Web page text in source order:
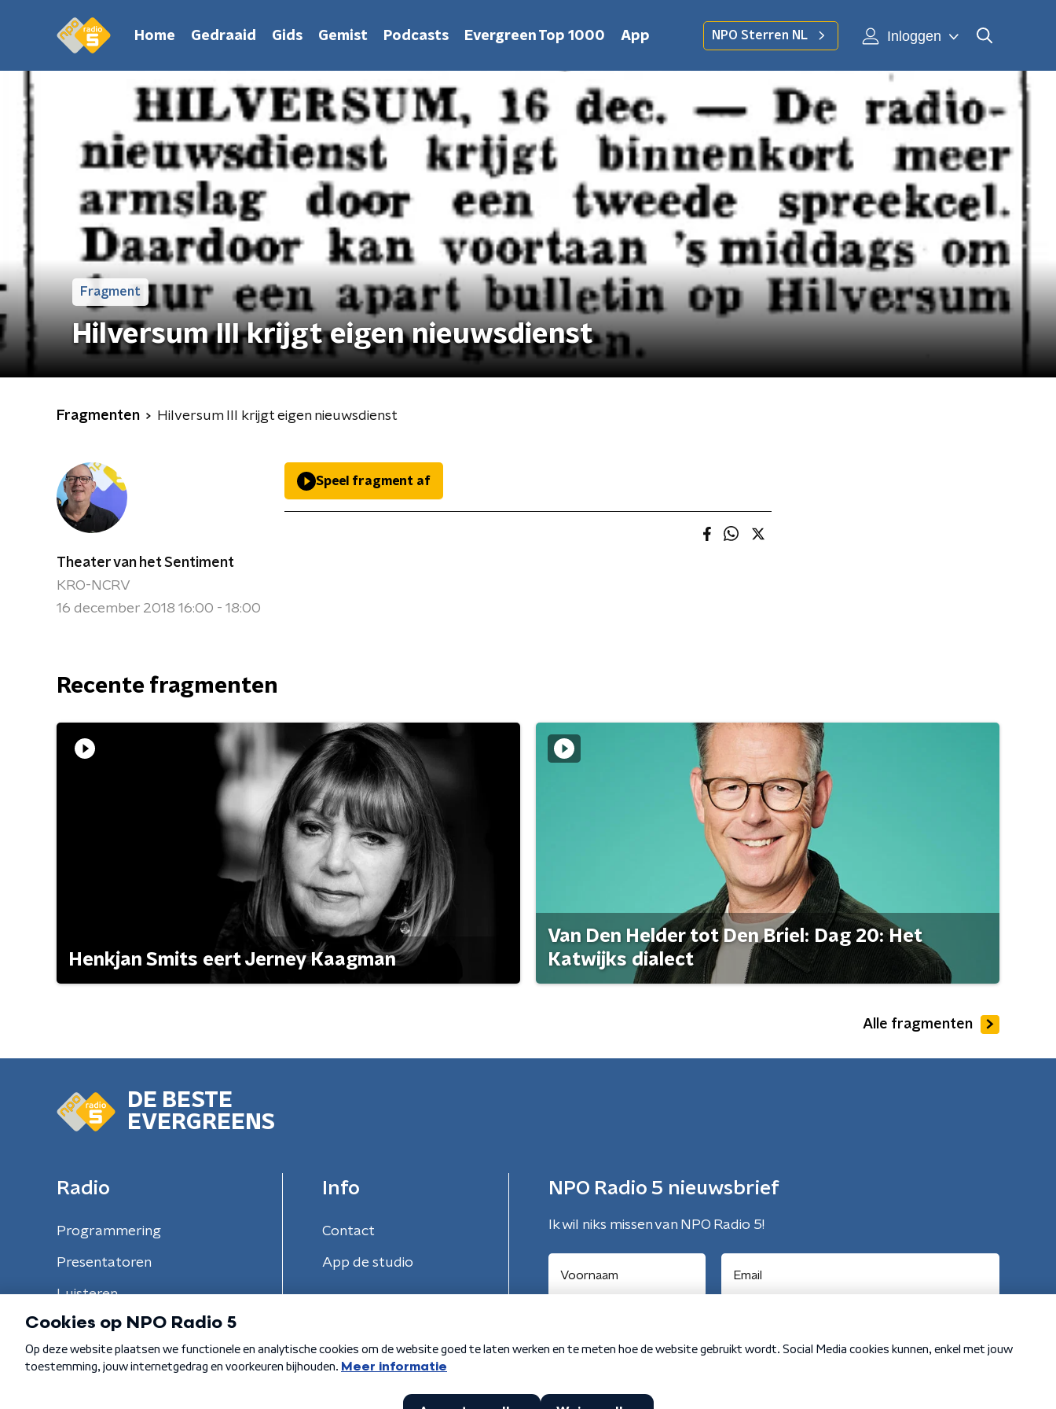
Home Gedraaid Gids Gemist Podcasts Evergreen Top 1000 App NPO Sterren NL Inloggen
Fragment
Hilversum III krijgt eigen nieuwsdienst
Fragmenten Hilversum III krijgt eigen nieuwsdienst
Theater van het Sentiment
KRO-NCRV
16 december 2018 16:00 - 18:00
Speel fragment af
Recente fragmenten
Henkjan Smits eert Jerney Kaagman
Van Den Helder tot Den Briel: Dag 20: Het
Katwijks dialect
Alle fragmenten
DE BESTE
EVERGREENS
Radio
Programmering
Presentatoren
Luisteren
Info
Contact
App de studio
NPO Radio 5 nieuwsbrief
Ik wil niks missen van NPO Radio 5!
Algemene voorwaarden Privacybeleid